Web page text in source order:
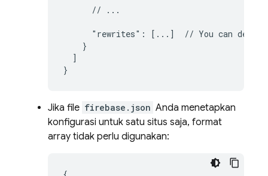
      // ...
"rewrites": [...]  // You can
    }
  ]
}
Jika file firebase.json Anda menetapkan
konfigurasi untuk satu situs saja, format
array tidak perlu digunakan: